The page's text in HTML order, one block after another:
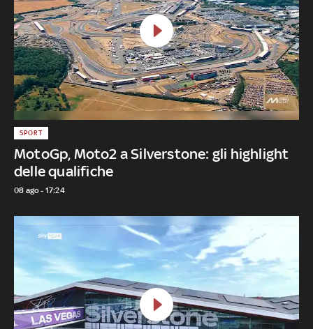
MotoGp, Moto2 a Silverstone: gli highlight
delle qualifiche
SPORT
08 ago - 17:24